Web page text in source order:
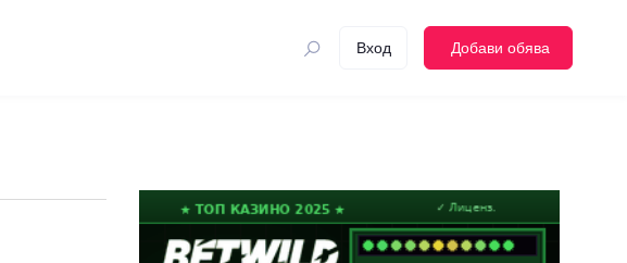
Вход Добави обява